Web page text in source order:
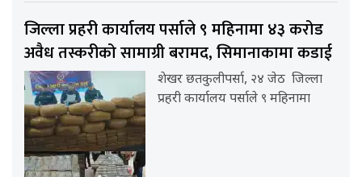
जिल्ला प्रहरी कार्यालय पर्साले ९ महिनामा ४३ करोड
अवैध तस्करीको सामाग्री बरामद, सिमानाकामा कडाई
शेखर छतकुलीपर्सा, २४ जेठ जिल्ला
प्रहरी कार्यालय पर्साले ९ महिनामा